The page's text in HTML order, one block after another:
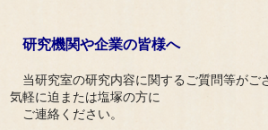
研究機関や企業の皆様へ
当研究室の研究内容に関するご質問等がご
気軽に迫または塩塚の方に
ご連絡ください。